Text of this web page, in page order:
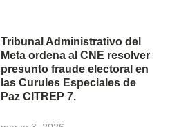
Tribunal Administrativo del
Meta ordena al CNE resolver
presunto fraude electoral en
las Curules Especiales de
Paz CITREP 7.